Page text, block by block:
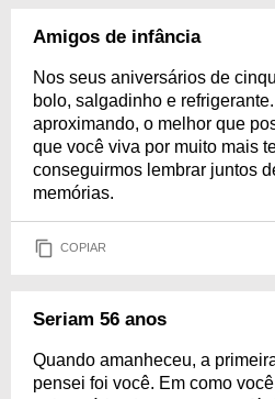
Amigos de infância
Nos seus aniversários de
bolo, salgadinho e
aproximando, o melhor que
que você viva por muito mais
conseguirmos lembrar juntos
memórias.
COPIAR
Seriam 56 anos
Quando amanheceu, a
pensei foi você. Em como